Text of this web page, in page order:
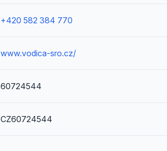
+420 582 384 770
www.vodica-sro.cz/
60724544
CZ60724544